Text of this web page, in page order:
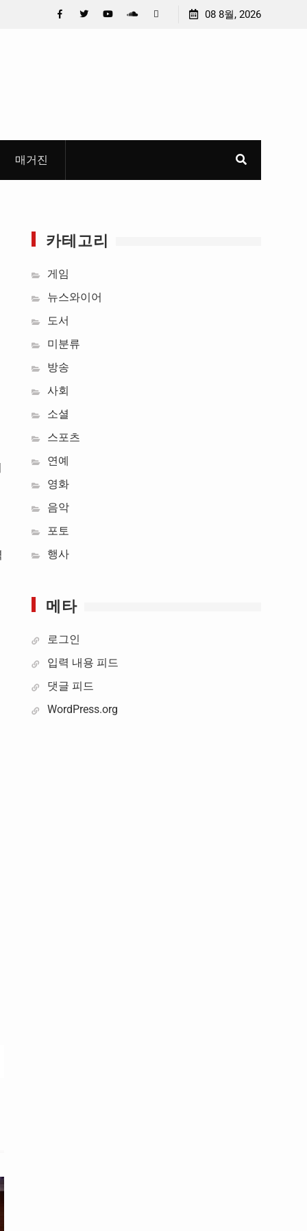
충청 청소년이 만든 U대회 홍보 영상…최종 6편 선정
08 8월, 2026
매거진
카테고리
게임
뉴스와이어
도서
미분류
방송
사회
소셜
스포츠
연예
영화
음악
포토
행사
메타
로그인
입력 내용 피드
댓글 피드
WordPress.org